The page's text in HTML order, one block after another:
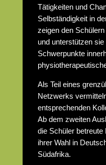
Tätigkeiten und
Selbständigkeit in
zeigen den
und unterstützen sie
Schwerpunkte
Als Teil eines
Netzwerks
entsprechenden
Ab dem zweiten
die Schüler
ihrer Wahl in
Südafrika.